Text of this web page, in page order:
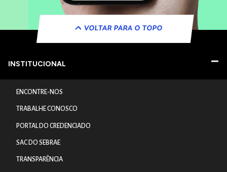
VOLTAR PARA O TOPO
INSTITUCIONAL
ENCONTRE-NOS
TRABALHE CONOSCO
PORTAL DO CREDENCIADO
SAC DO SEBRAE
TRANSPARÊNCIA